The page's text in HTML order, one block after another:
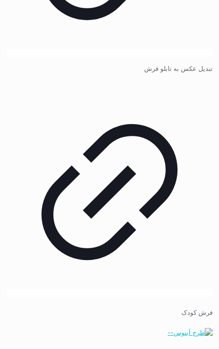
تبدیل عکس به تابلو فرش
فرش کودک